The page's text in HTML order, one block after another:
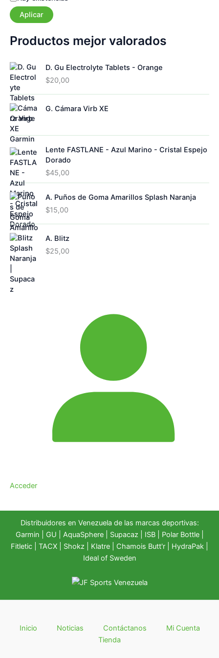
r
í
s
t
d
o
Aplicar
Productos mejor valorados
D. Gu Electrolyte Tablets - Orange
$20,00
G. Cámara Virb XE
Lente FASTLANE - Azul Marino - Cristal Espejo
Dorado
$45,00
A. Puños de Goma Amarillos Splash Naranja
$15,00
A. Blitz
$25,00
Acceder
Distribuidores en Venezuela de las marcas deportivas:
Garmin
GU AquaSphere| Supacaz | ISB | Polar Bottle|
Fitletic
TACX Shokz Klatre Chamois Butt'r HydraPak
Ideal of Sweden
Inicio Noticias Contáctanos
Mi Cuenta
Tienda